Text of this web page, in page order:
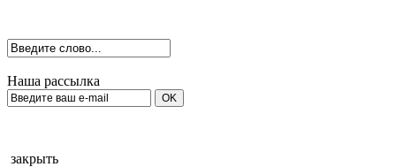
Наша рассылка
закрыть